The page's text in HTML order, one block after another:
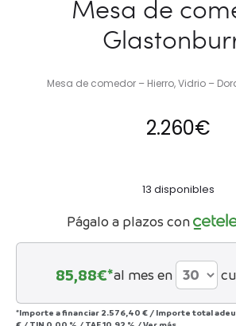
Mesa de
Mesa de comedor – Hierro, Vidrio –
2.260€
13 disponibles
Págalo a plazos con
85,88€*al mes en
*Importe a financiar 2.576,40 € / Importe total